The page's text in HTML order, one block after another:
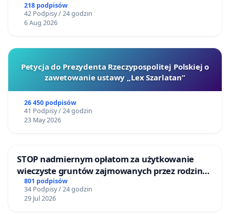
218 podpisów
42 Podpisy / 24 godzin
6 Aug 2026
Petycja do Prezydenta Rzeczypospolitej Polskiej o
zawetowanie ustawy „Lex Szarlatan”
26 450 podpisów
41 Podpisy / 24 godzin
23 May 2026
STOP nadmiernym opłatom za użytkowanie
wieczyste gruntów zajmowanych przez rodzinne
ogrody działkowe.
801 podpisów
34 Podpisy / 24 godzin
29 Jul 2026